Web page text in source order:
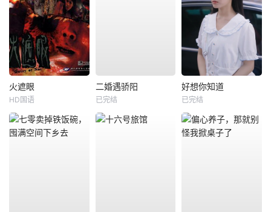
火遮眼
HD国语
二婚遇骄阳
已完结
好想你知道
已完结